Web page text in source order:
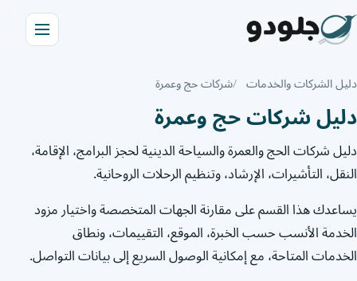
دليل الشركات والخدمات شركات حج وعمرة
دليل شركات حج وعمرة
دليل شركات الحج والعمرة والسياحة الدينية لحجز البرامج، الإقامة،
النقل، التأشيرات، الإرشاد، وتنظيم الرحلات الروحانية.
يساعدك هذا القسم على مقارنة الجهات المتخصصة واختيار مزود
الخدمة الأنسب حسب الخبرة، الموقع، التقييمات، ونطاق
الخدمات المتاحة، مع إمكانية الوصول السريع إلى بيانات التواصل.